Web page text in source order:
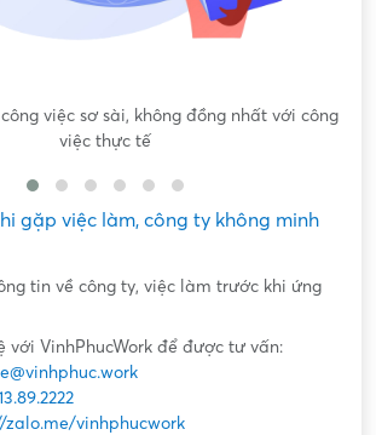
việc sơ sài, không đồng nhất với công
việc thực tế
gặp việc làm, công ty không minh
tin về công ty, việc làm trước khi ứng
với VinhPhucWork để được tư vấn:
zalo.me/vinhphucwork